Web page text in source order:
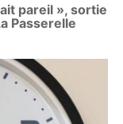
pareil », sortie
Passerelle